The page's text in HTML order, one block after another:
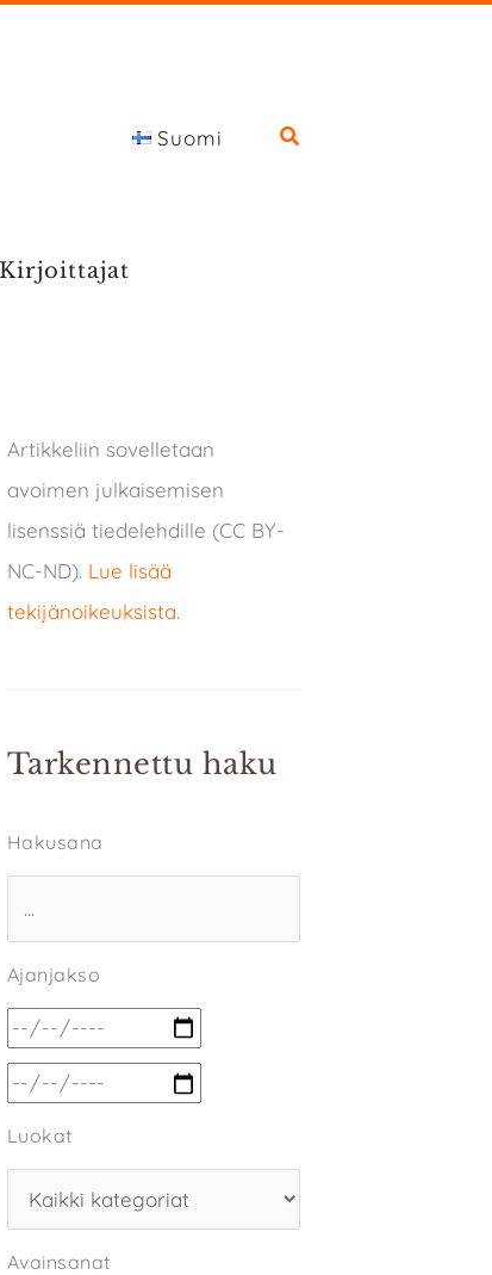
Suomi
Kirjoittajat
Artikkeliin sovelletaan
avoimen julkaisemisen
lisenssiä tiedelehdille (CC BY-
NC-ND). Lue lisää
tekijänoikeuksista.
Tarkennettu haku
Hakusana
Ajanjakso
Luokat
Avainsanat